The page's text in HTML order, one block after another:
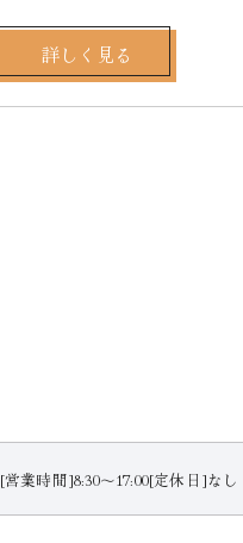
詳しく見る
[営業時間]8:30～17:00[定休日]なし